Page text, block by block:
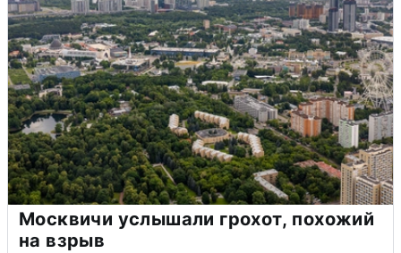
Москвичи услышали грохот, похожий
на взрыв